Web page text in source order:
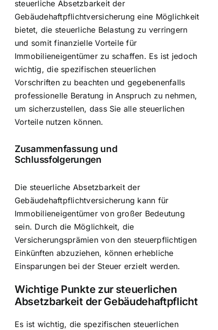
steuerliche Absetzbarkeit der
Gebäudehaftpflichtversicherung eine Möglichkeit
bietet, die steuerliche Belastung zu verringern
und somit finanzielle Vorteile für
Immobilieneigentümer zu schaffen. Es ist jedoch
wichtig, die spezifischen steuerlichen
Vorschriften zu beachten und gegebenenfalls
professionelle Beratung in Anspruch zu nehmen,
um sicherzustellen, dass Sie alle steuerlichen
Vorteile nutzen können.
Zusammenfassung und
Schlussfolgerungen
Die steuerliche Absetzbarkeit der
Gebäudehaftpflichtversicherung kann für
Immobilieneigentümer von großer Bedeutung
sein. Durch die Möglichkeit, die
Versicherungsprämien von den steuerpflichtigen
Einkünften abzuziehen, können erhebliche
Einsparungen bei der Steuer erzielt werden.
Wichtige Punkte zur steuerlichen
Absetzbarkeit der Gebäudehaftpflicht
Es ist wichtig, die spezifischen steuerlichen